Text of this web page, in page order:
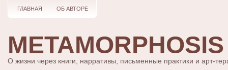
ГЛАВНАЯ ОБ АВТОРЕ
METAMORPHOSIS
О жизни через книги, нарративы, письменные практики и арт-